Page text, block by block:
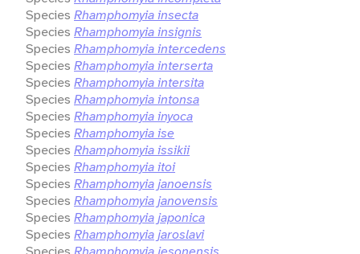
Species Rhamphomyia insecta
Species Rhamphomyia insignis
Species Rhamphomyia intercedens
Species Rhamphomyia interserta
Species Rhamphomyia intersita
Species Rhamphomyia intonsa
Species Rhamphomyia inyoca
Species Rhamphomyia ise
Species Rhamphomyia issikii
Species Rhamphomyia itoi
Species Rhamphomyia janoensis
Species Rhamphomyia janovensis
Species Rhamphomyia japonica
Species Rhamphomyia jaroslavi